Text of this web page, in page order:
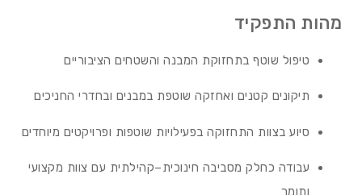
מהות התפקיד
טיפול שוטף בתחזוקת המבנה והשטחים הציבוריים
תיקונים קטנים ואחזקה שוטפת במבנים ובחדרי החניכים
סיוע בצוות התחזוקה בפעילויות שוטפות ופרויקטים מיוחדים
עבודה כחלק מסביבה חינוכית–קהילתית עם צוות מקצועי
ותומך